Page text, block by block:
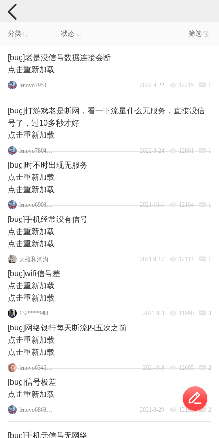
手机反馈
分类 状态 筛选
[bug]老是没信号数据连接会断
点击重新加载
lenovo79500566 2022-4-22 12215 1
[bug]打游戏老是断网，看一下流量什么无服务，直接没信
号了，过10多秒才好
点击重新加载
lenovo78040763 2022-3-24 12801 1
[bug]时不时出现无服务
点击重新加载
点击重新加载
lenovo69086894 2021-10-1 12164 1
[bug]手机经常没有信号
点击重新加载
点击重新加载
大雄和沟沟 2021-9-17 12114 1
[bug]wifi信号差
点击重新加载
点击重新加载
132****9883_8 2021-9-3 11990 3
[bug]网络银行每天断流四五次之前
点击重新加载
点击重新加载
lenovo63462732 2021-9-3 12605 2
[bug]信号极差
点击重新加载
lenovo68686911 2021-8-29 12195 2
[bug]手机无信号无网络